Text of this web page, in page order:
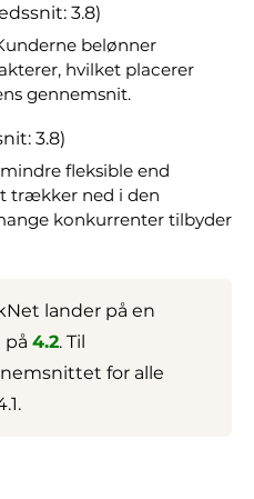
3.8)
belønner
hvilket placerer
gennemsnit.
3.8)
fleksible end
trækker ned i den
konkurrenter tilbyder
lander på en
på 4.2. Til
for alle